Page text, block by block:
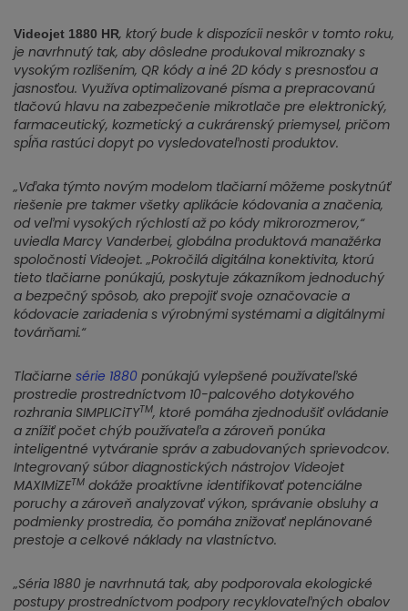
Videojet 1880 HR, ktorý bude k dispozícii neskôr v tomto roku,
je navrhnutý tak, aby dôsledne produkoval mikroznaky s
vysokým rozlíšením, QR kódy a iné 2D kódy s presnosťou a
jasnosťou. Využíva optimalizované písma a prepracovanú
tlačovú hlavu na zabezpečenie mikrotlače pre elektronický,
farmaceutický, kozmetický a cukrárenský priemysel, pričom
spĺňa rastúci dopyt po vysledovateľnosti produktov.
„Vďaka týmto novým modelom tlačiarní môžeme poskytnúť
riešenie pre takmer všetky aplikácie kódovania a značenia,
od veľmi vysokých rýchlostí až po kódy mikrorozmerov,“
uviedla Marcy Vanderbei, globálna produktová manažérka
spoločnosti Videojet. „Pokročilá digitálna konektivita, ktorú
tieto tlačiarne ponúkajú, poskytuje zákazníkom jednoduchý
a bezpečný spôsob, ako prepojiť svoje označovacie a
kódovacie zariadenia s výrobnými systémami a digitálnymi
továrňami.“
Tlačiarne série 1880 ponúkajú vylepšené používateľské
prostredie prostredníctvom 10-palcového dotykového
rozhrania SIMPLICiTYTM, ktoré pomáha zjednodušiť ovládanie
a znížiť počet chýb používateľa a zároveň ponúka
inteligentné vytváranie správ a zabudovaných sprievodcov.
Integrovaný súbor diagnostických nástrojov Videojet
MAXIMiZETM dokáže proaktívne identifikovať potenciálne
poruchy a zároveň analyzovať výkon, správanie obsluhy a
podmienky prostredia, čo pomáha znižovať neplánované
prestoje a celkové náklady na vlastníctvo.
„Séria 1880 je navrhnutá tak, aby podporovala ekologické
postupy prostredníctvom podpory recyklovateľných obalov